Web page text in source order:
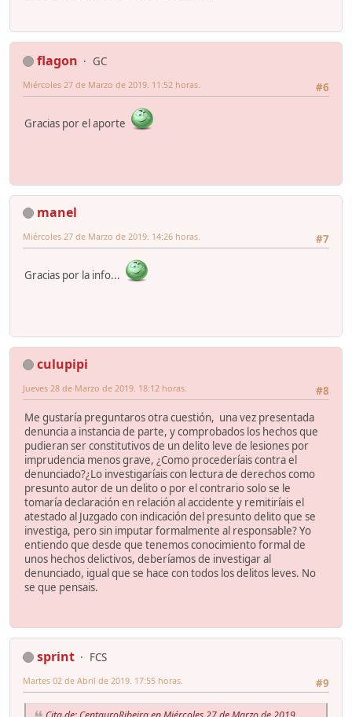
flagon
GC
#6
Miércoles 27 de Marzo de 2019. 11:52 horas.
Gracias por el aporte
manel
#7
Miércoles 27 de Marzo de 2019. 14:26 horas.
Gracias por la info...
culupipi
#8
Jueves 28 de Marzo de 2019. 18:12 horas.
Me gustaría preguntaros otra cuestión, una vez presentada
denuncia a instancia de parte, y comprobados los hechos que
pudieran ser constitutivos de un delito leve de lesiones por
imprudencia menos grave, ¿Como procederíais contra el
denunciado?¿Lo investigaríais con lectura de derechos como
presunto autor de un delito o por el contrario solo se le
tomaría declaración en relación al accidente y remitiríais el
atestado al Juzgado con indicación del presunto delito que se
investiga, pero sin imputar formalmente al responsable? Yo
entiendo que desde que tenemos conocimiento formal de
unos hechos delictivos, deberíamos de investigar al
denunciado, igual que se hace con todos los delitos leves. No
se que pensais.
sprint
FCS
#9
Martes 02 de Abril de 2019. 17:55 horas.